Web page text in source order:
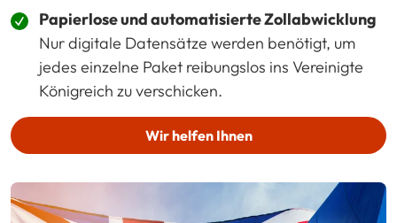
Papierlose und automatisierte Zollabwicklung
Nur digitale Datensätze werden benötigt, um
jedes einzelne Paket reibungslos ins Vereinigte
Königreich zu verschicken.
Wir helfen Ihnen